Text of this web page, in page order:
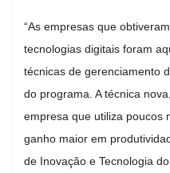
“As empresas que
tecnologias digitais foram
técnicas de gerenciamento
do programa. A técnica
empresa que utiliza poucos
ganho maior em
de Inovação e Tecnologia